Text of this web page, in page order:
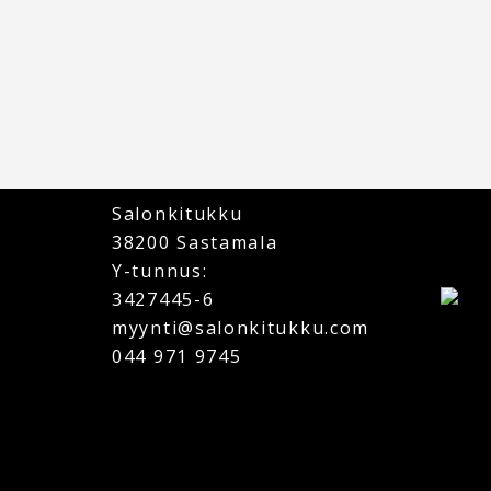
Salonkitukku
38200 Sastamala
Y-tunnus:
3427445-6
myynti@salonkitukku.com
044 971 9745